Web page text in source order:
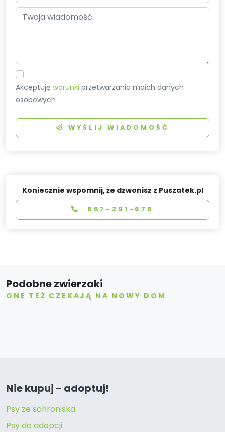
Akceptujęwarunki przetwarzania moich danych
osobowych
WYŚLIJ WIADOMOŚĆ
Koniecznie wspomnij, że dzwonisz z Puszatek.pl
667-291-676
Podobne zwierzaki
ONE TEŻ CZEKAJĄ NA NOWY DOM
Nie kupuj - adoptuj!
Psy ze schroniska
Psy do adopcji